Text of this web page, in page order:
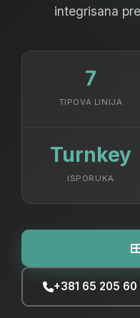
integrisana
7
TIPOVA LINIJA
Turnkey
ISPORUKA
+381 65 205 60